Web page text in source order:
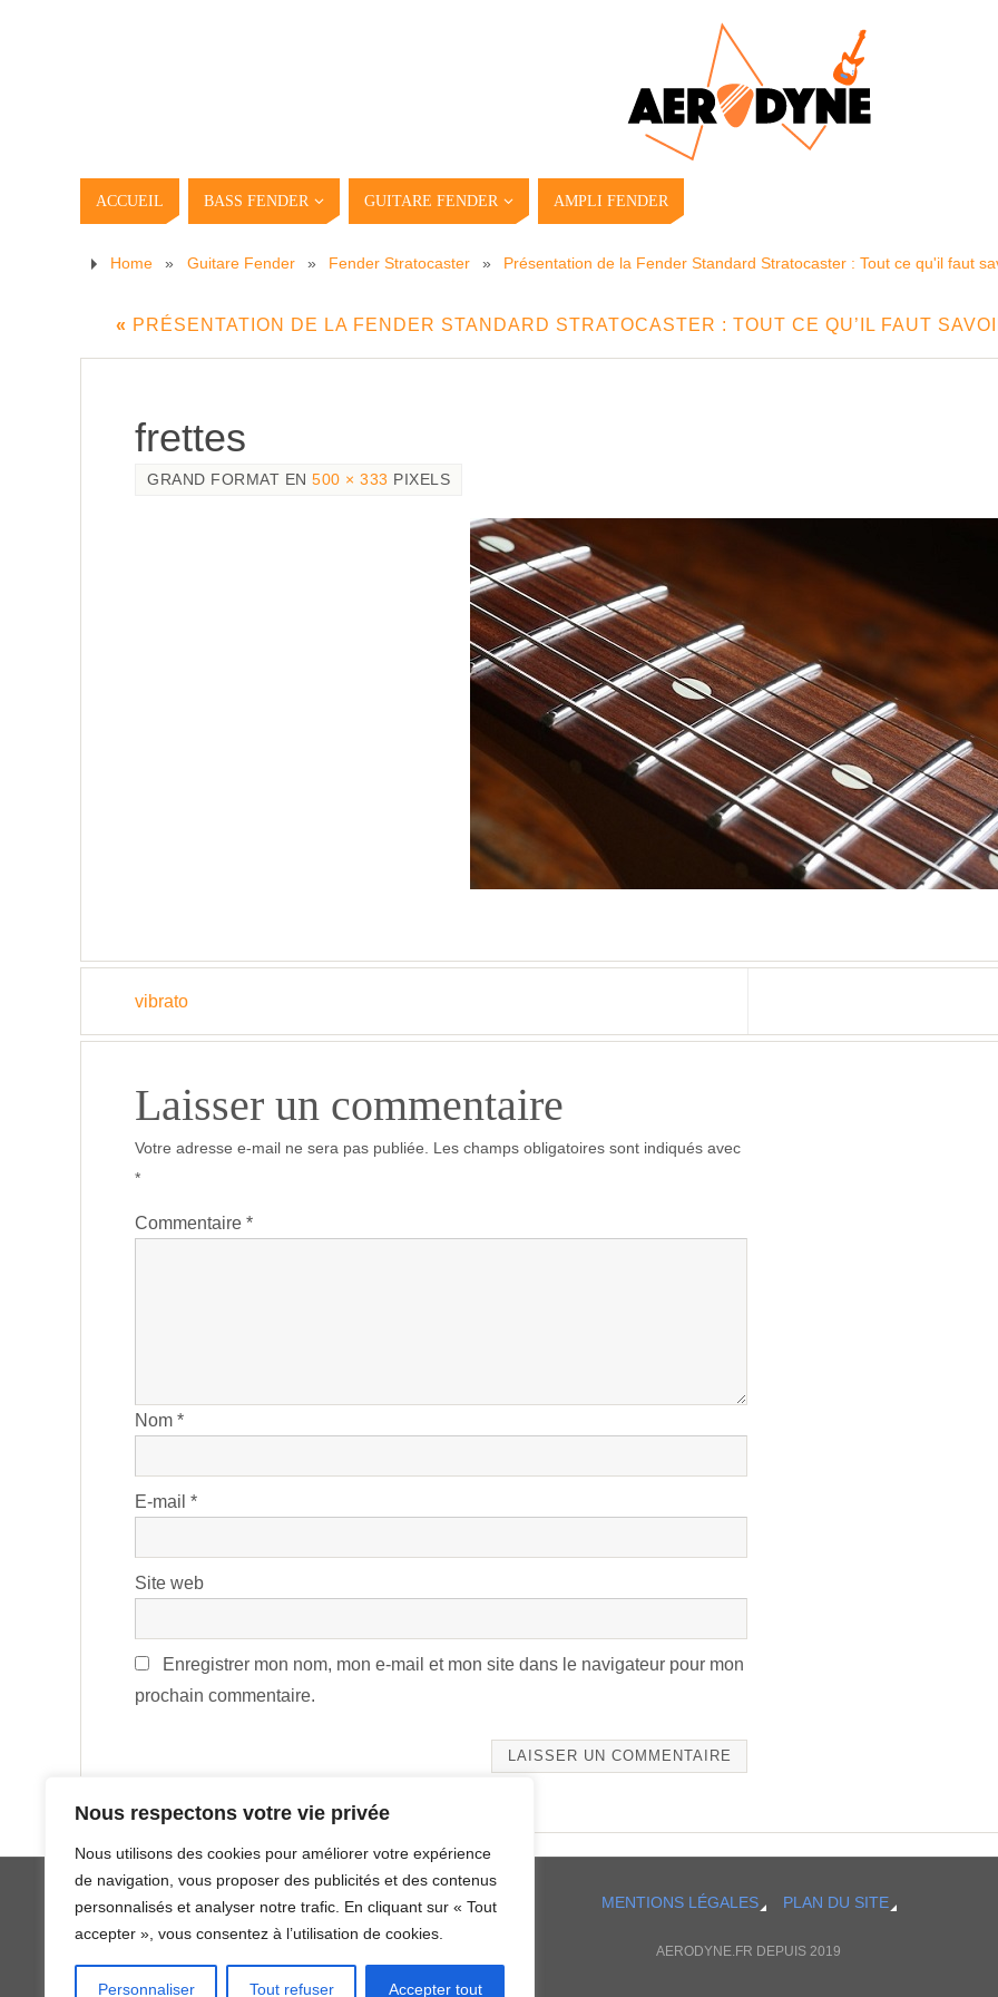
Nous respectons votre vie privée
Nous utilisons des cookies pour améliorer votre expérience
de navigation, vous proposer des publicités et des contenus
personnalisés et analyser notre trafic. En cliquant sur « Tout
accepter », vous consentez à l’utilisation de cookies.
Personnaliser Tout refuser Accepter tout
ACCUEIL BASS FENDER GUITARE FENDER AMPLI FENDER
Home » Guitare Fender » Fender Stratocaster » Présentation de la Fender Standard Stratocaster : Tout ce qu'il faut
« PRÉSENTATION DE LA FENDER STANDARD STRATOCASTER : TOUT CE QU’IL FAUT
frettes
GRAND FORMAT EN 500 × 333 PIXELS
vibrato
Laisser un commentaire
Votre adresse e-mail ne sera pas publiée.
Les champs obligatoires sont indiqués avec
*
Commentaire *
Nom *
E-mail *
Site web
Enregistrer mon nom, mon e-mail et mon site dans le navigateur pour mon
prochain commentaire.
Alternative:
MENTIONS LÉGALES PLAN DU SITE
AERODYNE.FR DEPUIS 2019
Fièrement propulsé parParabola